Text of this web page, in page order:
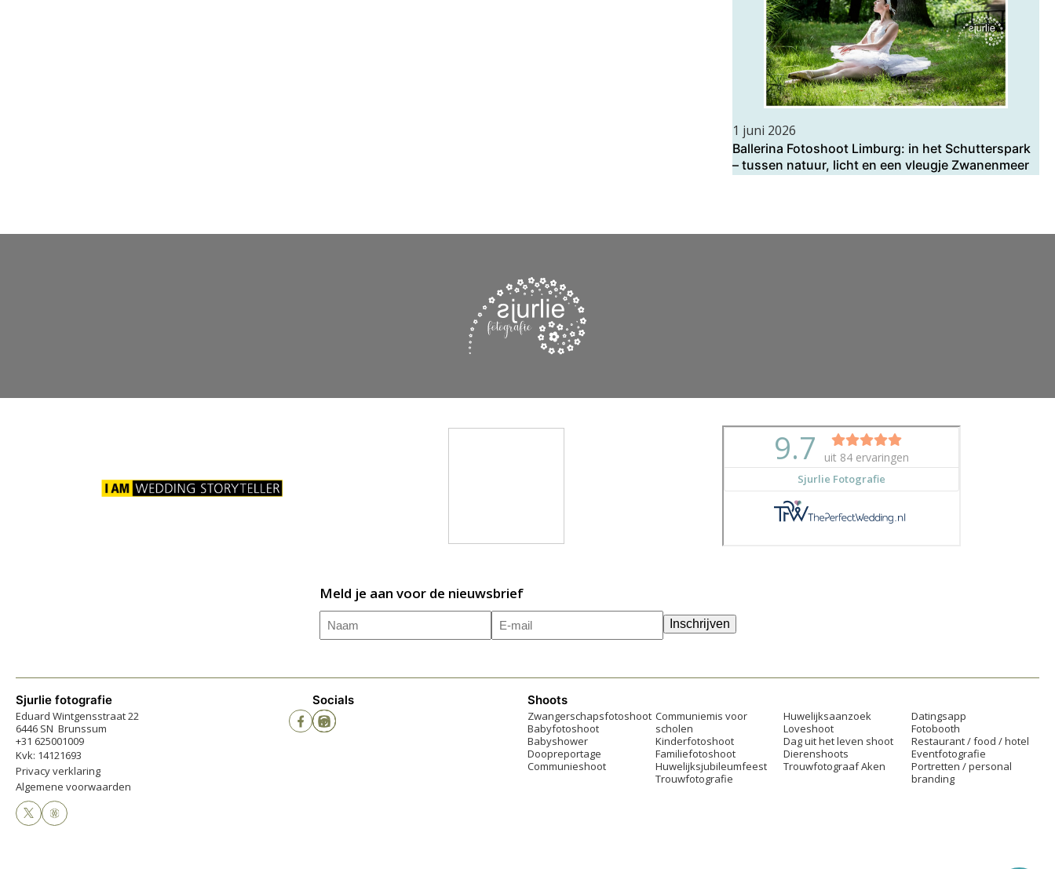
1 juni 2026
Ballerina Fotoshoot Limburg: in het Schutterspark
– tussen natuur, licht en een vleugje Zwanenmeer
Meld je aan voor de nieuwsbrief
Naam
E-
mailadres(Vereist)
Inschrijven
Sjurlie fotografie
Eduard Wintgensstraat 22
6446 SN Brunssum
+31 625001009
Kvk: 14121693
Privacy verklaring
Algemene voorwaarden
Socials Shoots
Zwangerschapsfotoshoot
Babyfotoshoot
Babyshower
Doopreportage
Communieshoot
Communiemis voor
scholen
Kinderfotoshoot
Familiefotoshoot
Huwelijksjubileumfeest
Trouwfotografie
Huwelijksaanzoek
Loveshoot
Dag uit het leven shoot
Dierenshoots
Trouwfotograaf Aken
Datingsapp
Fotobooth
Restaurant / food / hotel
Eventfotografie
Portretten / personal
branding